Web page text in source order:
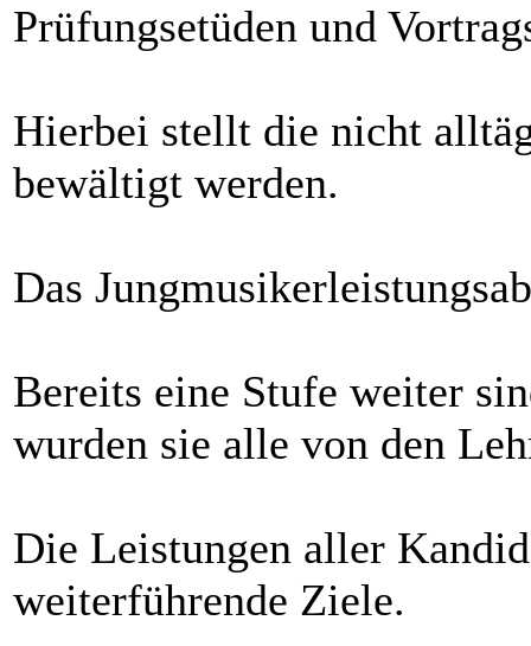
Prüfungsetüden und
Hierbei stellt die nicht
bewältigt werden.
Das
Bereits eine Stufe weiter
wurden sie alle von den
Die Leistungen aller
weiterführende Ziele.